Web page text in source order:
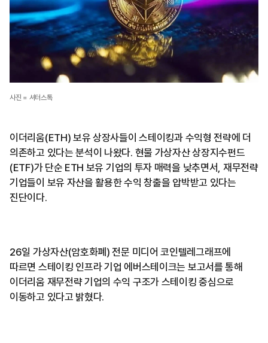
사진 = 셔터스톡
이더리움(ETH) 보유 상장사들이 스테이킹과 수익형 전략에 더
의존하고 있다는 분석이 나왔다. 현물 가상자산 상장지수펀드
(ETF)가 단순 ETH 보유 기업의 투자 매력을 낮추면서, 재무전략
기업들이 보유 자산을 활용한 수익 창출을 압박받고 있다는
진단이다.
26일 가상자산(암호화폐) 전문 미디어 코인텔레그래프에
따르면 스테이킹 인프라 기업 에버스테이크는 보고서를 통해
이더리움 재무전략 기업의 수익 구조가 스테이킹 중심으로
이동하고 있다고 밝혔다.